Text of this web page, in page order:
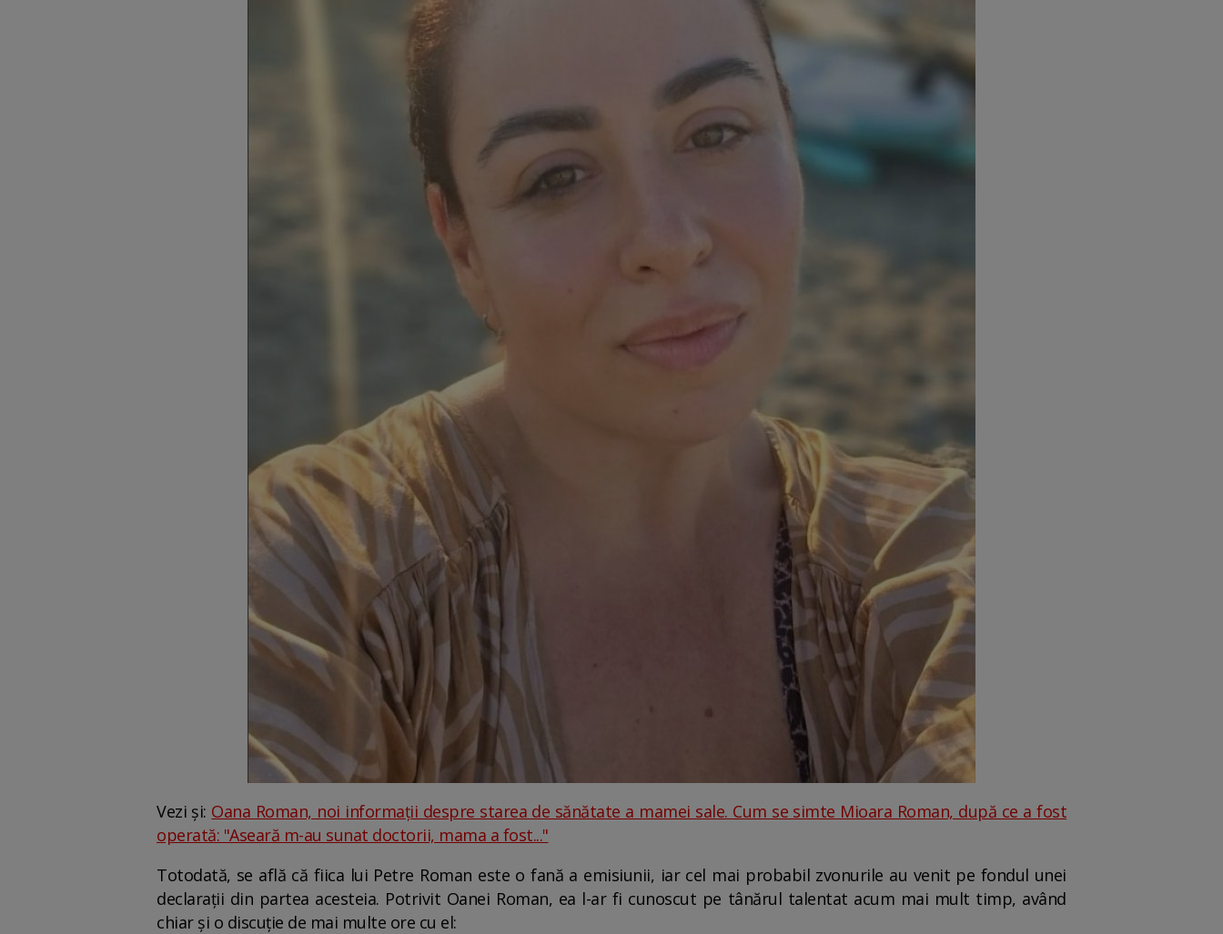
Vezi și: Oana Roman, noi informații despre starea de sănătate a mamei sale. Cum se simte Mioara Roman, după ce a fost
operată: "Aseară m-au sunat doctorii, mama a fost..."
Totodată, se află că fiica lui Petre Roman este o fană a emisiunii, iar cel mai probabil zvonurile au venit pe fondul unei
declarații din partea acesteia. Potrivit Oanei Roman, ea l-ar fi cunoscut pe tânărul talentat acum mai mult timp, având
chiar și o discuție de mai multe ore cu el: